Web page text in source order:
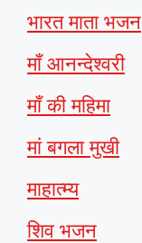
भारत माता भजन
माँ आनन्देश्वरी
माँ की महिमा
मां बगला मुखी
माहात्म्य
शिव भजन